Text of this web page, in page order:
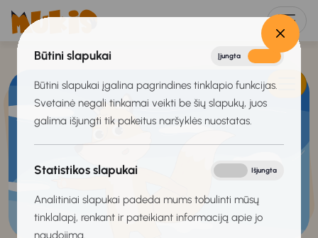
Būtini slapukai Įjungta
Būtini slapukai įgalina pagrindines tinklapio funkcijas.
Svetainė negali tinkamai veikti be šių slapukų, juos
galima išjungti tik pakeitus naršyklės nuostatas.
Statistikos slapukai Išjungta
Analitiniai slapukai padeda mums tobulinti mūsų
tinklalapį, renkant ir pateikiant informaciją apie jo
naudojimą.